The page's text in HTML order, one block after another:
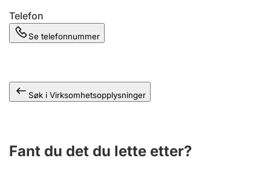
Telefon
Se telefonnummer
Søk i Virksomhetsopplysninger
Fant du det du lette etter?